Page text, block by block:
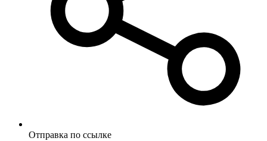
Отправка по ссылке